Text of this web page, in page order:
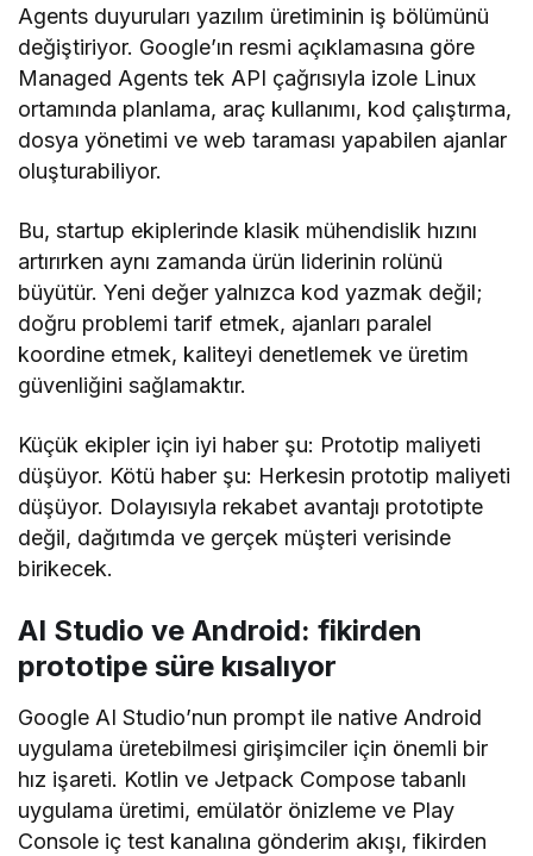
Agents duyuruları yazılım üretiminin iş bölümünü
değiştiriyor. Google’ın resmi açıklamasına göre
Managed Agents tek API çağrısıyla izole Linux
ortamında planlama, araç kullanımı, kod çalıştırma,
dosya yönetimi ve web taraması yapabilen ajanlar
oluşturabiliyor.
Bu, startup ekiplerinde klasik mühendislik hızını
artırırken aynı zamanda ürün liderinin rolünü
büyütür. Yeni değer yalnızca kod yazmak değil;
doğru problemi tarif etmek, ajanları paralel
koordine etmek, kaliteyi denetlemek ve üretim
güvenliğini sağlamaktır.
Küçük ekipler için iyi haber şu: Prototip maliyeti
düşüyor. Kötü haber şu: Herkesin prototip maliyeti
düşüyor. Dolayısıyla rekabet avantajı prototipte
değil, dağıtımda ve gerçek müşteri verisinde
birikecek.
AI Studio ve Android: fikirden
prototipe süre kısalıyor
Google AI Studio’nun prompt ile native Android
uygulama üretebilmesi girişimciler için önemli bir
hız işareti. Kotlin ve Jetpack Compose tabanlı
uygulama üretimi, emülatör önizleme ve Play
Console iç test kanalına gönderim akışı, fikirden